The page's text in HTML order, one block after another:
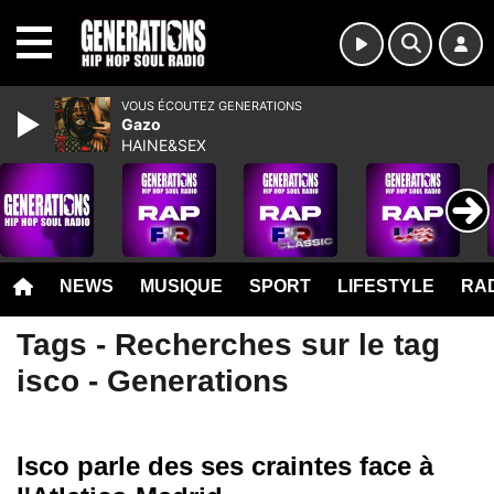
NEWS MUSIQUE SPORT LIFESTYLE
Tags - Recherches sur le tag
isco - Generations
Isco parle des ses craintes face à
VOUS ÉCOUTEZ GENERATIONS
Gazo
HAINE&SEX